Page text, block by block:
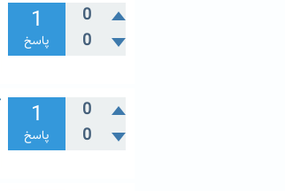
0
0
1
پاسخ
0
0
1
پاسخ